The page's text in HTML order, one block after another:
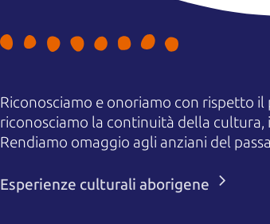
Riconosciamo e onoriamo con rispetto
riconosciamo la continuità della cultura,
Rendiamo omaggio agli anziani del
Esperienze culturali aborigene